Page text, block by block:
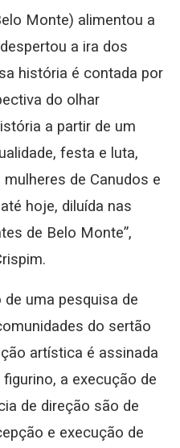
Monte) alimentou a
a ira dos
história é contada por
do olhar
a partir de um
festa e luta,
de Canudos e
hoje, diluída nas
de Belo Monte”,
uma pesquisa de
do sertão
artística é assinada
a execução de
de direção são de
e execução de